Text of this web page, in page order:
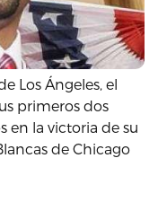
Los Ángeles, el
primeros dos
en la victoria de su
de Chicago